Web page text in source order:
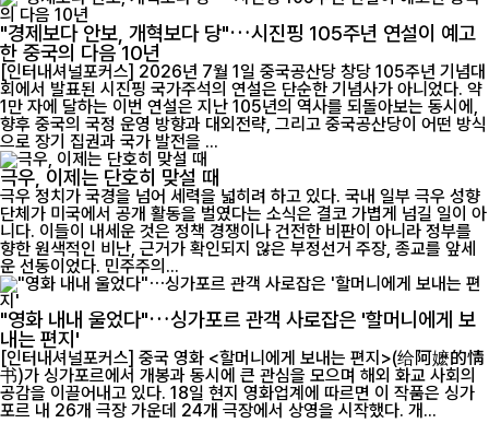
"경제보다 안보, 개혁보다 당"…시진핑 105주년 연설이 예고
한 중국의 다음 10년
[인터내셔널포커스] 2026년 7월 1일 중국공산당 창당 105주년 기념대
회에서 발표된 시진핑 국가주석의 연설은 단순한 기념사가 아니었다. 약
1만 자에 달하는 이번 연설은 지난 105년의 역사를 되돌아보는 동시에,
향후 중국의 국정 운영 방향과 대외전략, 그리고 중국공산당이 어떤 방식
으로 장기 집권과 국가 발전을 ...
극우, 이제는 단호히 맞설 때
극우 정치가 국경을 넘어 세력을 넓히려 하고 있다. 국내 일부 극우 성향
단체가 미국에서 공개 활동을 벌였다는 소식은 결코 가볍게 넘길 일이 아
니다. 이들이 내세운 것은 정책 경쟁이나 건전한 비판이 아니라 정부를
향한 원색적인 비난, 근거가 확인되지 않은 부정선거 주장, 종교를 앞세
운 선동이었다. 민주주의...
"영화 내내 울었다"…싱가포르 관객 사로잡은 '할머니에게 보
내는 편지'
[인터내셔널포커스] 중국 영화 <할머니에게 보내는 편지>(给阿嬷的情
书)가 싱가포르에서 개봉과 동시에 큰 관심을 모으며 해외 화교 사회의
공감을 이끌어내고 있다. 18일 현지 영화업계에 따르면 이 작품은 싱가
포르 내 26개 극장 가운데 24개 극장에서 상영을 시작했다. 개...